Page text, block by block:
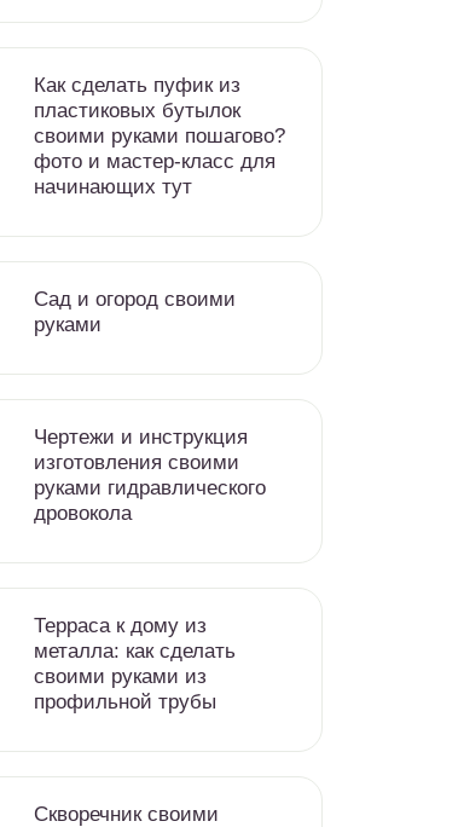
Как сделать пуфик из
пластиковых бутылок
своими руками пошагово?
фото и мастер-класс для
начинающих тут
Сад и огород своими
руками
Чертежи и инструкция
изготовления своими
руками гидравлического
дровокола
Терраса к дому из
металла: как сделать
своими руками из
профильной трубы
Скворечник своими